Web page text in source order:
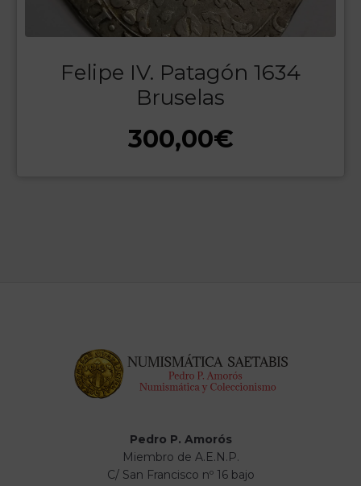
Felipe IV. Patagón 1634
Bruselas
300,00€
Pedro P. Amorós
Miembro de A.E.N.P.
C/ San Francisco nº 16 bajo